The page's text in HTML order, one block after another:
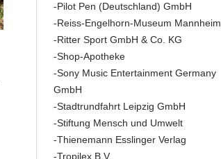
-Pilot Pen (Deutschland) GmbH
-Reiss-Engelhorn-Museum Mannheim
-Ritter Sport GmbH & Co. KG
-Shop-Apotheke
-Sony Music Entertainment Germany
GmbH
-Stadtrundfahrt Leipzig GmbH
-Stiftung Mensch und Umwelt
-Thienemann Esslinger Verlag
-Tropilex B.V.